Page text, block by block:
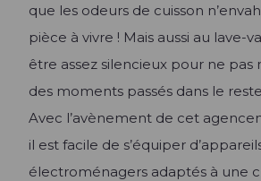
que les odeurs de cuisson
pièce à vivre ! Mais aussi au lave-
être assez silencieux pour ne pas
des moments passés dans le
Avec l’avènement de cet
il est facile de s’équiper
électroménagers adaptés à une